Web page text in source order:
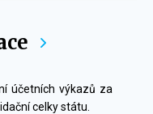
účetních výkazů za
celky státu.